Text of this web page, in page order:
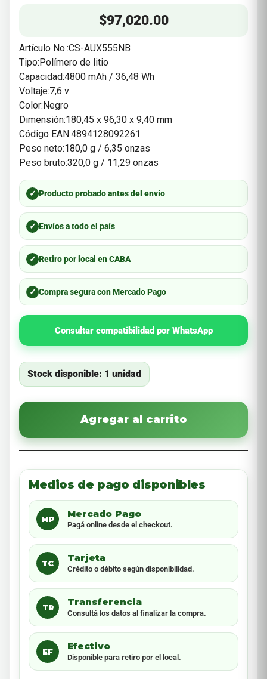
$97,020.00
Artículo No.:CS-AUX555NB
Tipo:Polímero de litio
Capacidad:4800 mAh / 36,48 Wh
Voltaje:7,6 v
Color:Negro
Dimensión:180,45 x 96,30 x 9,40 mm
Código EAN:4894128092261
Peso neto:180,0 g / 6,35 onzas
Peso bruto:320,0 g / 11,29 onzas
✓ Producto probado antes del envío
✓ Envíos a todo el país
✓ Retiro por local en CABA
✓ Compra segura con Mercado Pago
Consultar compatibilidad por WhatsApp
Stock disponible: 1 unidad
Agregar al carrito
Medios de pago disponibles
MP
Mercado Pago
Pagá online desde el checkout.
TC
Tarjeta
Crédito o débito según disponibilidad.
TR
Transferencia
Consultá los datos al finalizar la compra.
EF
Efectivo
Disponible para retiro por el local.